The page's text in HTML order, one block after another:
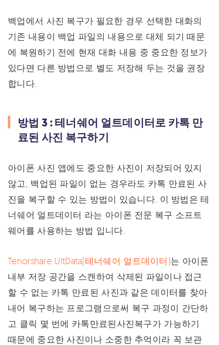
백업에서 사진 복구가 필요한 경우 선택한 대화의
기존 내용이 백업 파일의 내용으로 대체 되기 때문
에 복원하기 전에 현재 대화 내용 중 중요한 정보가
있다면 다른 방법으로 별도 저장해 두는 것을 권장
합니다.
방법 3 : 테너쉐어 얼트데이터로 카톡 만
료된 사진 복구하기
아이폰 사진 앱에도 중요한 사진이 저장되어 있지
않고, 백업된 파일이 없는 경우라도 카톡 만료된 사
진을 복구할 수 있는 방법이 있습니다. 이 방법은 테
너쉐어 얼트데이터 라는 아이폰 전문 복구 소프트
웨어를 사용하는 방법 입니다.
Tenorshare UltData(테너쉐어 얼트데이터)는 아이폰
내부 저장 공간을 스캔하여 삭제된 파일이나 접근
할 수 없는 카톡 만료된 사진과 같은 데이터를 찾아
내어 복구하는 프로그램으로써 복구 과정이 간단하
고 클릭 몇 번에 카톡만료된사진복구가 가능하기
때문에 중요한 사진이나 소중한 추억이라 꼭 보관